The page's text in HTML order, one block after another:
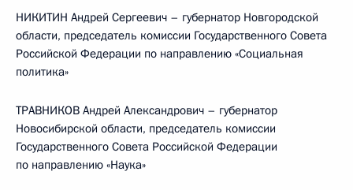
НИКИТИН Андрей Сергеевич – губернатор Новгородской
области, председатель комиссии Государственного Совета
Российской Федерации по направлению «Социальная
политика»
ТРАВНИКОВ Андрей Александрович – губернатор
Новосибирской области, председатель комиссии
Государственного Совета Российской Федерации
по направлению «Наука»